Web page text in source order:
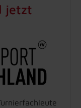
jetzt